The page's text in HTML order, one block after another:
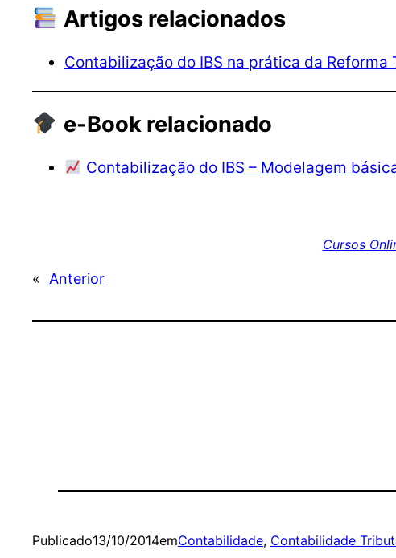
Artigos relacionados
Contabilização do IBS na prática da Reforma
e-Book relacionado
Contabilização do IBS – Modelagem
Cursos
« Anterior
Publicado13/10/2014emContabilidade, Contabilidade